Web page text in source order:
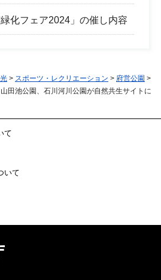
緑化フェア2024」の催し内容
> スポーツ・レクリエーション > 府営公園 >
田池公園、石川河川公園が自然共生サイトに
て
いて